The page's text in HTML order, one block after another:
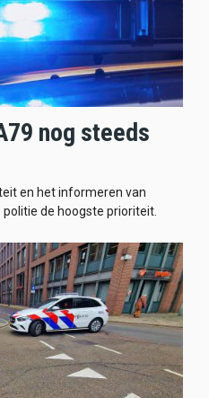
nog steeds
en het informeren van
de hoogste prioriteit.